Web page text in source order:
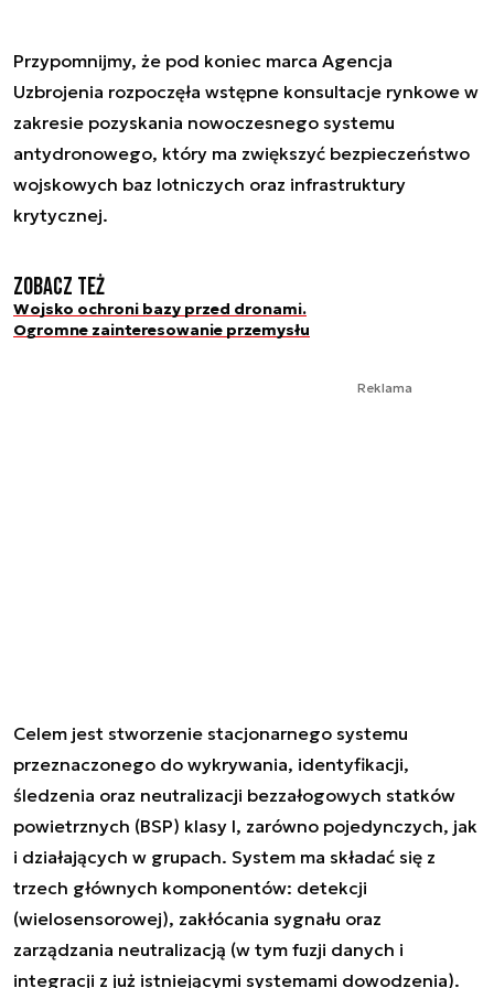
Przypomnijmy, że pod koniec marca Agencja
Uzbrojenia rozpoczęła wstępne konsultacje rynkowe w
zakresie pozyskania nowoczesnego systemu
antydronowego, który ma zwiększyć bezpieczeństwo
wojskowych baz lotniczych oraz infrastruktury
krytycznej.
Zobacz też
Wojsko ochroni bazy przed dronami.
Ogromne zainteresowanie przemysłu
Reklama
Celem jest stworzenie stacjonarnego systemu
przeznaczonego do wykrywania, identyfikacji,
śledzenia oraz neutralizacji bezzałogowych statków
powietrznych (BSP) klasy I, zarówno pojedynczych, jak
i działających w grupach. System ma składać się z
trzech głównych komponentów: detekcji
(wielosensorowej), zakłócania sygnału oraz
zarządzania neutralizacją (w tym fuzji danych i
integracji z już istniejącymi systemami dowodzenia).